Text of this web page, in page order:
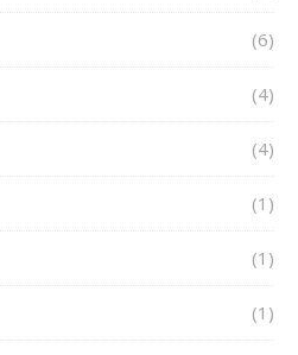
(6)
(4)
(4)
(1)
(1)
(1)